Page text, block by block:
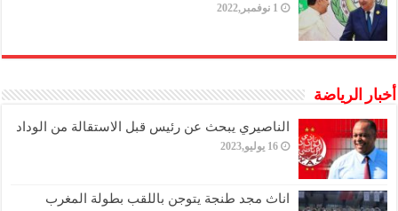
1 نوفمبر,2022
أخبار الرياضة
الناصيري يبحث عن رئيس قبل الاستقالة من الوداد
16 يوليو,2023
اناث مجد طنجة يتوجن باللقب بطولة المغرب